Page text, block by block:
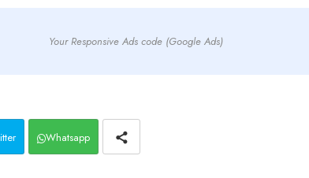
Your Responsive Ads code (Google Ads)
Whatsapp